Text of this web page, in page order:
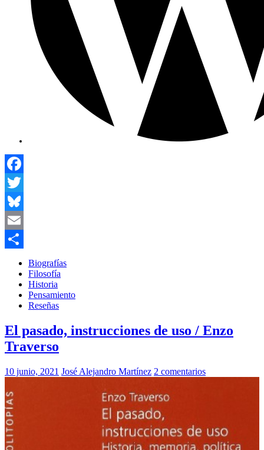
Facebook
Twitter
Bluesky
Email
Compartir
Biografías
Filosofía
Historia
Pensamiento
Reseñas
El pasado, instrucciones de uso / Enzo
Traverso
10 junio, 2021 José Alejandro Martínez 2 comentarios